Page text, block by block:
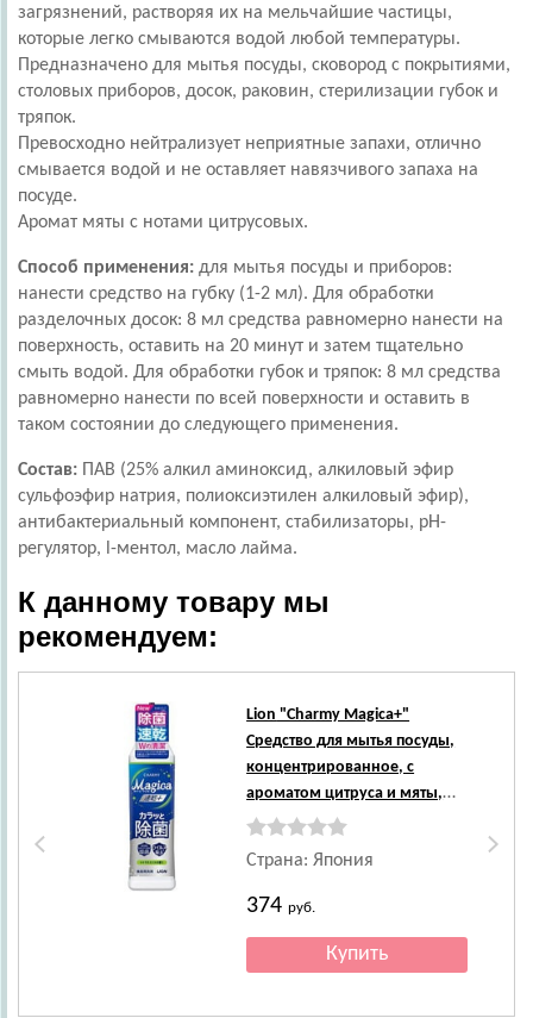
загрязнений, растворяя их на мельчайшие частицы,
которые легко смываются водой любой температуры.
Предназначено для мытья посуды, сковород с покрытиями,
столовых приборов, досок, раковин, стерилизации губок и
тряпок.
Превосходно нейтрализует неприятные запахи, отлично
смывается водой и не оставляет навязчивого запаха на
посуде.
Аромат мяты с нотами цитрусовых.
Способ применения: для мытья посуды и приборов:
нанести средство на губку (1-2 мл). Для обработки
разделочных досок: 8 мл средства равномерно нанести на
поверхность, оставить на 20 минут и затем тщательно
смыть водой. Для обработки губок и тряпок: 8 мл средства
равномерно нанести по всей поверхности и оставить в
таком состоянии до следующего применения.
Состав: ПАВ (25% алкил аминоксид, алкиловый эфир
сульфоэфир натрия, полиоксиэтилен алкиловый эфир),
антибактериальный компонент, стабилизаторы, рН-
регулятор, l-ментол, масло лайма.
К данному товару мы
рекомендуем:
Lion "Charmy Magica+"
Средство для мытья посуды,
концентрированное, с
ароматом цитруса и мяты,
220 мл.
Страна: Япония
374руб.